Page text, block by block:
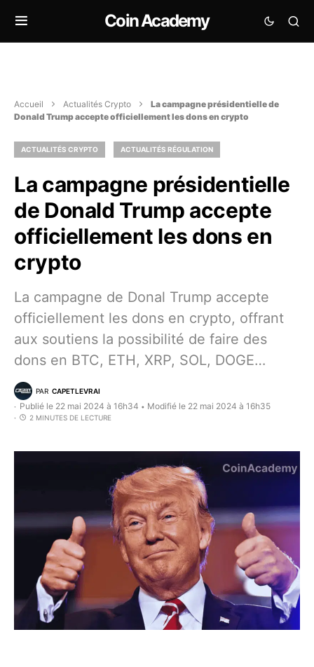
Coin Academy
Accueil Actualités Crypto
La campagne présidentielle de
Donald Trump accepte officiellement les dons en crypto
ACTUALITÉS CRYPTO ACTUALITÉS RÉGULATION
La campagne présidentielle
de Donald Trump accepte
officiellement les dons en
crypto
La campagne de Donal Trump accepte
officiellement les dons en crypto, offrant
aux soutiens la possibilité de faire des
dons en BTC, ETH, XRP, SOL, DOGE…
PAR CAPETLEVRAI
Publié le 22 mai 2024 à 16h34 • Modifié le 22 mai 2024 à 16h35
2 MINUTES DE LECTURE